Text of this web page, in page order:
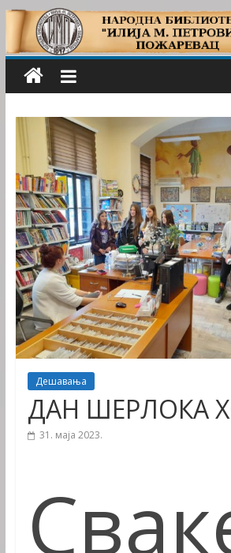
Дешавања
ДАН ШЕРЛОКА
31. маја 2023.